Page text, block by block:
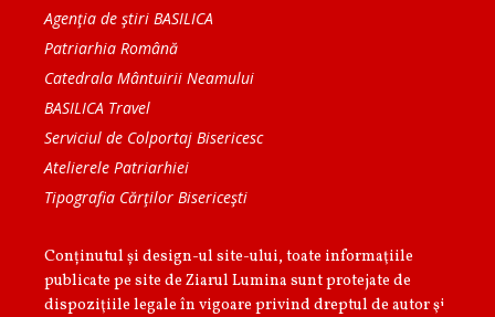
Agenţia de ştiri BASILICA
Patriarhia Română
Catedrala Mântuirii Neamului
BASILICA Travel
Serviciul de Colportaj Bisericesc
Atelierele Patriarhiei
Tipografia Cărţilor Bisericeşti
Conținutul și design-ul site-ului, toate informaţiile
publicate pe site de Ziarul Lumina sunt protejate de
dispoziţiile legale în vigoare privind dreptul de autor şi